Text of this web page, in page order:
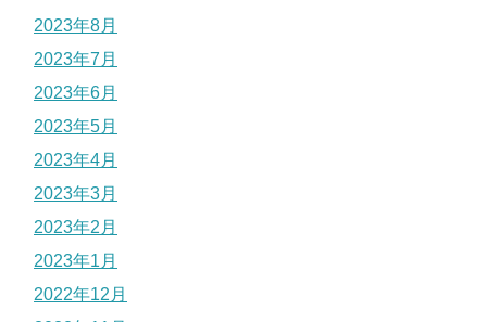
2023年8月
2023年7月
2023年6月
2023年5月
2023年4月
2023年3月
2023年2月
2023年1月
2022年12月